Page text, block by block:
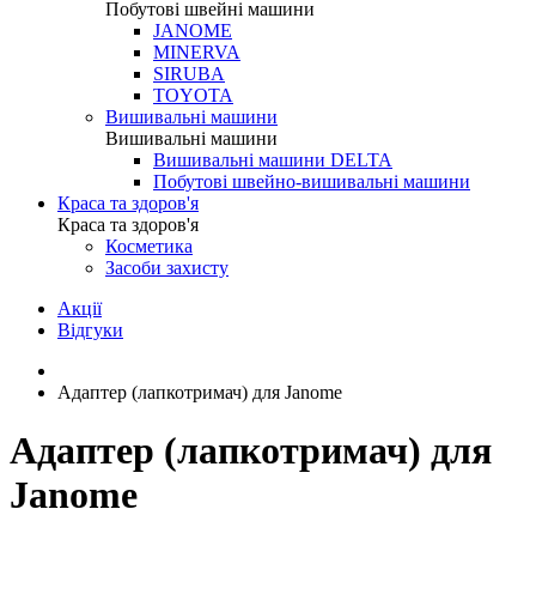
Побутові швейні машини
JANOME
MINERVA
SIRUBA
TOYOTA
Вишивальні машини
Вишивальні машини
Вишивальні машини DELTA
Побутові швейно-вишивальні машини
Краса та здоров'я
Краса та здоров'я
Косметика
Засоби захисту
Акції
Відгуки
Адаптер (лапкотримач) для Janome
Адаптер (лапкотримач) для
Janome